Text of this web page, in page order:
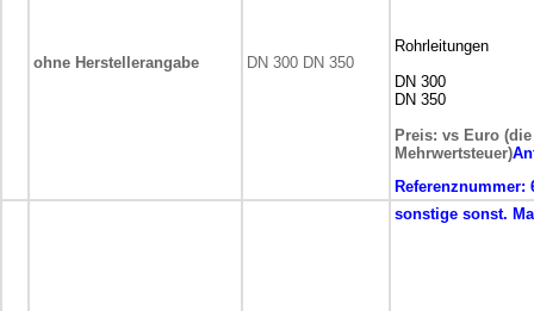
ohne Herstellerangabe DN 300 DN 350
Rohrleitungen
DN 300
DN 350
Preis: vs Euro
Mehrwertsteuer)
Referenznummer:
sonstige sonst.